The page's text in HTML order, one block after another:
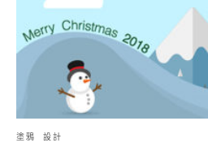
塗鴉 設計